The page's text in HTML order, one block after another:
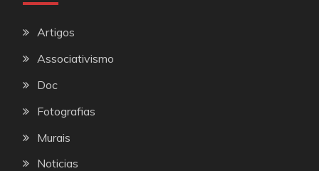
Artigos
Associativismo
Doc
Fotografias
Murais
Noticias